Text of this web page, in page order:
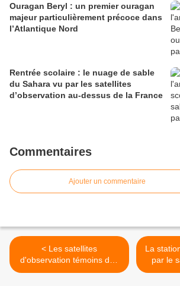
Ouragan Beryl : un premier ouragan
majeur particulièrement précoce dans
l’Atlantique Nord
Rentrée scolaire : le nuage de sable
du Sahara vu par les satellites
d’observation au-dessus de la France
Commentaires
Ajouter un commentaire
< Les satellites
d'observation témoins des
incendies de l’été 2010 : la
La
par le